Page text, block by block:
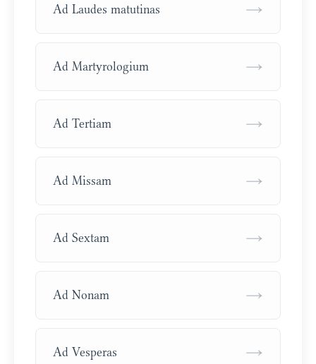
Ad Laudes matutinas →
Ad Martyrologium →
Ad Tertiam →
Ad Missam →
Ad Sextam →
Ad Nonam →
Ad Vesperas →